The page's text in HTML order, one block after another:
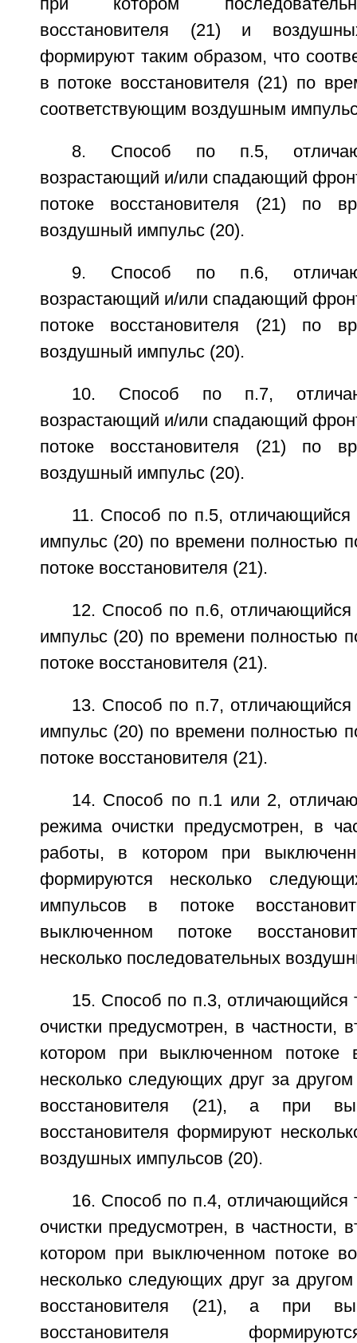
при котором
восстановителя (21) и
формируют таким образом, что
в потоке восстановителя (21) по
соответствующим воздушным
8. Способ по п.5,
возрастающий и/или спадающий
потоке восстановителя (21) по
воздушный импульс (20).
9. Способ по п.6,
возрастающий и/или спадающий
потоке восстановителя (21) по
воздушный импульс (20).
10. Способ по п.7,
возрастающий и/или спадающий
потоке восстановителя (21) по
воздушный импульс (20).
11. Способ по п.5,
импульс (20) по времени полностью
потоке восстановителя (21).
12. Способ по п.6,
импульс (20) по времени полностью
потоке восстановителя (21).
13. Способ по п.7,
импульс (20) по времени полностью
потоке восстановителя (21).
14. Способ по п.1 или 2,
режима очистки предусмотрен, в
работы, в котором при
формируются несколько
импульсов в потоке
выключенном потоке
несколько последовательных
15. Способ по п.3, отличающийся
очистки предусмотрен, в частности,
котором при выключенном потоке
несколько следующих друг за
восстановителя (21), а при
восстановителя формируют
воздушных импульсов (20).
16. Способ по п.4, отличающийся
очистки предусмотрен, в частности,
котором при выключенном потоке
несколько следующих друг за
восстановителя (21), а при
восстановителя